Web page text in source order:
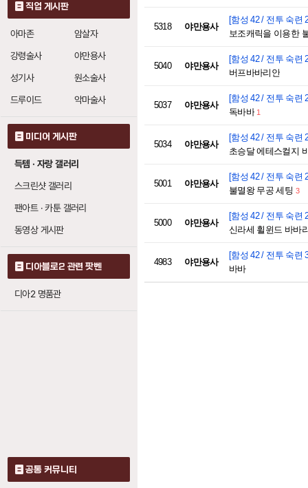
직업 게시판
아마존
암살자
강령술사
야만용사
성기사
원소술사
드루이드
악마술사
미디어 게시판
득템 · 자랑 갤러리
스크린샷 갤러리
팬아트 · 카툰 갤러리
동영상 게시판
디아블로2 관련 팟벤
디아2 명품관
공통 커뮤니티
5318 야만용사
[함성 42 / 전투 숙련
보조캐릭을 이용한
5040 야만용사
[함성 42 / 전투 숙련
버프바바리안
5037 야만용사
[함성 42 / 전투 숙련
독바바 1
5034 야만용사
[함성 42 / 전투 숙련
초승달 에테스컬지
5001 야만용사
[함성 42 / 전투 숙련
불멸왕 무공 세팅 3
5000 야만용사
[함성 42 / 전투 숙련
신라세 휠윈드 바바
4983 야만용사
[함성 42 / 전투 숙련
바바